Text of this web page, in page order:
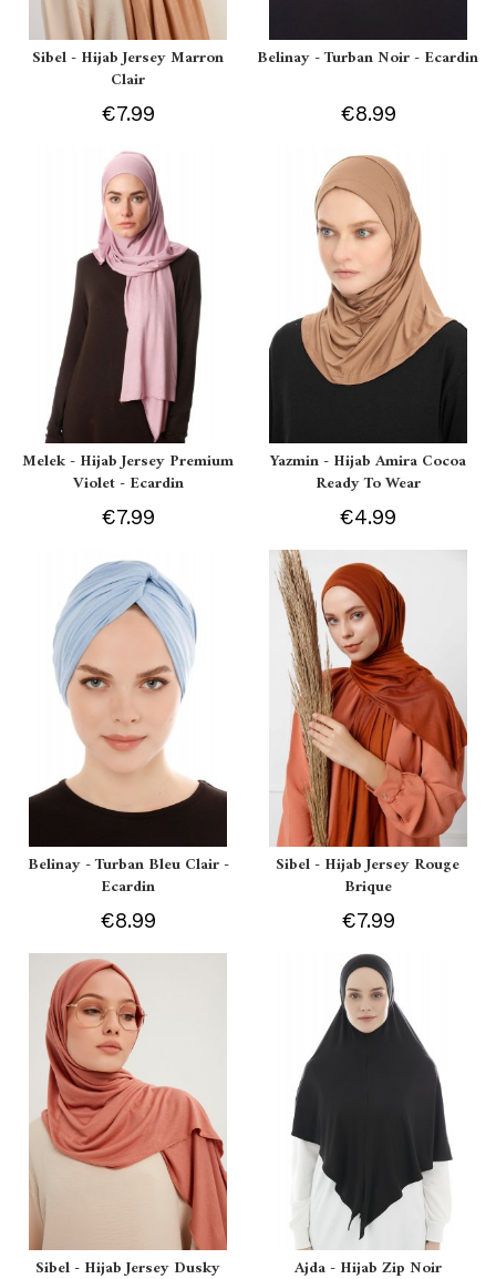
Sibel - Hijab Jersey Marron
Clair
€7.99
Belinay - Turban Noir - Ecardin
€8.99
Melek - Hijab Jersey Premium
Violet - Ecardin
€7.99
Yazmin - Hijab Amira Cocoa
Ready To Wear
€4.99
Belinay - Turban Bleu Clair -
Ecardin
€8.99
Sibel - Hijab Jersey Rouge
Brique
€7.99
Sibel - Hijab Jersey Dusky
Ajda - Hijab Zip Noir